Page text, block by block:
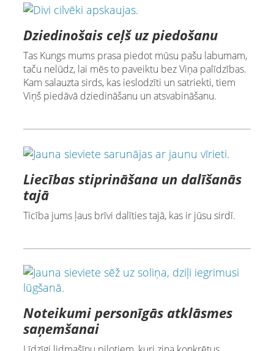
Dziedinošais ceļš uz piedošanu
Tas Kungs mums prasa piedot mūsu pašu labumam,
taču nelūdz, lai mēs to paveiktu bez Viņa palīdzības.
Kam salauzta sirds, kas ieslodzīti un satriekti, tiem
Viņš piedāvā dziedināšanu un atsvabināšanu.
Liecības stiprināšana un dalīšanās
tajā
Ticība jums ļaus brīvi dalīties tajā, kas ir jūsu sirdī.
Noteikumi personīgās atklāsmes
saņemšanai